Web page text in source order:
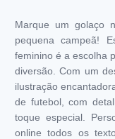
Marque um golaço
pequena campeã!
feminino é a escolha
diversão. Com um
ilustração
de futebol, com
toque especial.
online todos os